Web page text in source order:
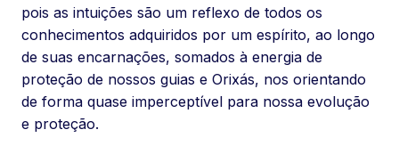
pois as intuições são um reflexo de todos os
conhecimentos adquiridos por um espírito, ao longo
de suas encarnações, somados à energia de
proteção de nossos guias e Orixás, nos orientando
de forma quase imperceptível para nossa evolução
e proteção.